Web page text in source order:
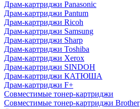
Драм-картриджи Panasonic
Драм-картриджи Pantum
Драм-картриджи Ricoh
Драм-картриджи Samsung
Драм-картриджи Sharp
Драм-картриджи Toshiba
Драм-картриджи Xerox
Драм-картриджи SINDOH
Драм-картриджи КАТЮША
Драм-картриджи F+
Совместимые тонер-картриджи
Совместимые тонер-картриджи Brother